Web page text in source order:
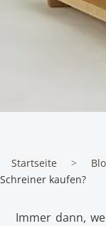
Startseite >
Schreiner kaufen?
Immer dann,